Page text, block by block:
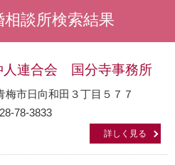
談所検索結果
人連合会 国分寺事務所
梅市日向和田３丁目５７７
78-3833
詳しく見る